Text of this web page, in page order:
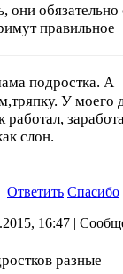
они обязательно
правильное
подростка. А
У моего
работал,
слон.
Ответить Спасибо
16:47 |
разные